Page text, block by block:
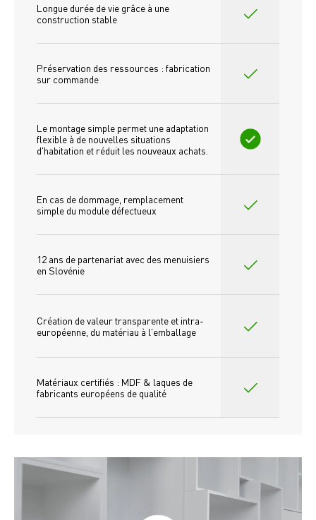
Longue durée de vie grâce à une
construction stable
Préservation des ressources : fabrication
sur commande
Le montage simple permet une adaptation
flexible à de nouvelles situations
d'habitation et réduit les nouveaux achats.
En cas de dommage, remplacement
simple du module défectueux
12 ans de partenariat avec des menuisiers
en Slovénie
Création de valeur transparente et intra-
européenne, du matériau à l'emballage
Matériaux certifiés : MDF & laques de
fabricants européens de qualité